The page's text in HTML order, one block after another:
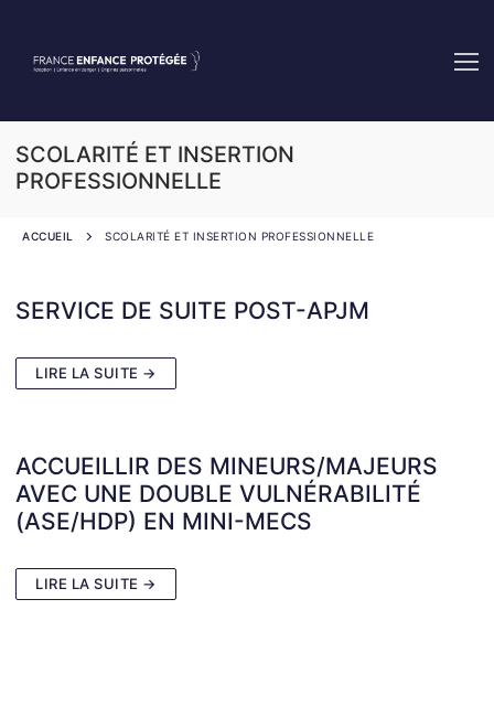
contenu
SCOLARITÉ ET INSERTION
PROFESSIONNELLE
ACCUEIL SCOLARITÉ ET INSERTION PROFESSIONNELLE
SERVICE DE SUITE POST-APJM
LIRE LA SUITE →
ACCUEILLIR DES MINEURS/MAJEURS
AVEC UNE DOUBLE VULNÉRABILITÉ
(ASE/HDP) EN MINI-MECS
LIRE LA SUITE →